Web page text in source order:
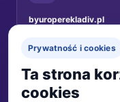
byuroperekladiv.pl
Prywatność i cookies
Ta strona
cookies